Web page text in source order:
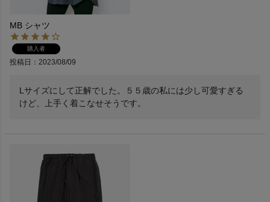
MB シャツ
購入者
投稿日 2023/08/09
Lサイズにして正解でした。５５歳の私には少し可愛すぎる
けど、上手く着こなせそうです。